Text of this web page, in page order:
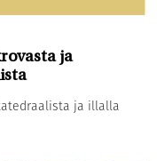
ja
ja illalla